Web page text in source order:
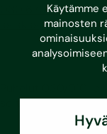
Käytämme
mainosten
030 670 5500
soittavan